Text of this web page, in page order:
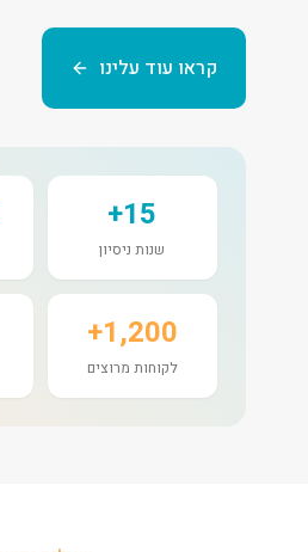
קראו עוד עלינו
15+
שנות ניסיון
1,200+
לקוחות מרוצים